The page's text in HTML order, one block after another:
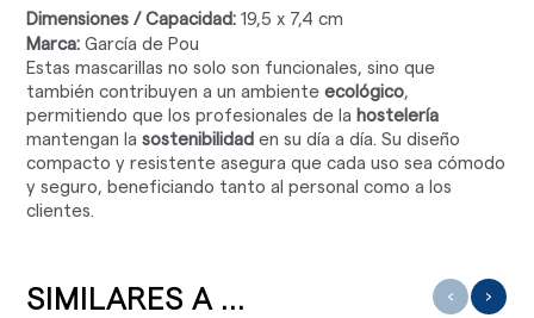
Dimensiones / Capacidad: 19,5 x 7,4 cm
Marca: García de Pou
Estas mascarillas no solo son funcionales, sino que
también contribuyen a un ambienteecológico,
permitiendo que los profesionales de la hostelería
mantengan lasostenibilidad en su día a día. Su diseño
compacto y resistente asegura que cada uso sea cómodo
y seguro, beneficiando tanto al personal como a los
clientes.
SIMILARES A ... ‹ ›